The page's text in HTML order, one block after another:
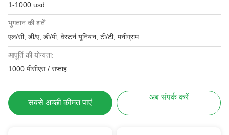
1-1000 usd
भुगतान की शर्तें:
एल/सी, डी/ए, डी/पी, वेस्टर्न यूनियन, टी/टी, मनीग्राम
आपूर्ति की योग्यता:
1000 पीसीएस / सप्ताह
सबसे अच्छी कीमत पाएं
अब संपर्क करें